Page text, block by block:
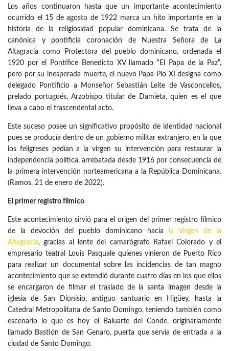
Los años continuaron hasta que un importante acontecimiento
ocurrido el 15 de agosto de 1922 marca un hito importante en la
historia de la religiosidad popular dominicana. Se trata de la
canónica y pontificia coronación de Nuestra Señora de La
Altagracia como Protectora del pueblo dominicano, ordenada el
1920 por el Pontífice Benedicto XV llamado “El Papa de la Paz”,
pero por su inesperada muerte, el nuevo Papa Pío XI designa como
delegado Pontificio a Monseñor Sebastián Leite de Vasconcellos,
prelado portugués, Arzobispo titular de Damieta, quien es el que
lleva a cabo el trascendental acto.
Este suceso posee un significativo propósito de identidad nacional
pues se producía dentro de un gobierno militar extranjero, en la que
los feligreses pedían a la virgen su intervención para restaurar la
independencia política, arrebatada desde 1916 por consecuencia de
la primera intervención norteamericana a la República Dominicana.
(Ramos, 21 de enero de 2022).
El primer registro fílmico
Este acontecimiento sirvió para el origen del primer registro fílmico
de la devoción del pueblo dominicano hacia
la Virgen de la
Altagracia, gracias al lente del camarógrafo Rafael Colorado y el
empresario teatral Louis Pasquale quienes vinieron de Puerto Rico
para realizar un documental sobre las incidencias de tan magno
acontecimiento que se extendió durante cuatro días en los que ellos
se encargaron de filmar el traslado de la santa imagen desde la
iglesia de San Dionisio, antiguo santuario en Higüey, hasta la
Catedral Metropolitana de Santo Domingo, teniendo también como
escenario lo que es hoy el Baluarte del Conde, originariamente
llamado Bastión de San Genaro, puerta que servía de entrada a la
ciudad de Santo Domingo.